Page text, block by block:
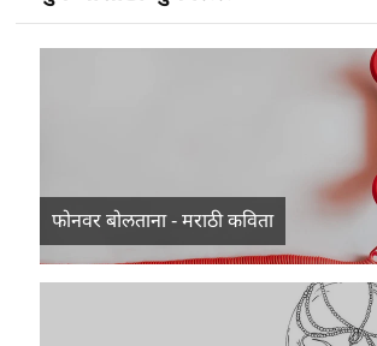
फोनवर बोलताना - मराठी कविता